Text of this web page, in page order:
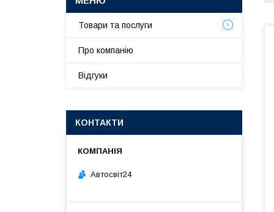
Товари та послуги
Про компанію
Відгуки
КОНТАКТИ
Автосвіт24